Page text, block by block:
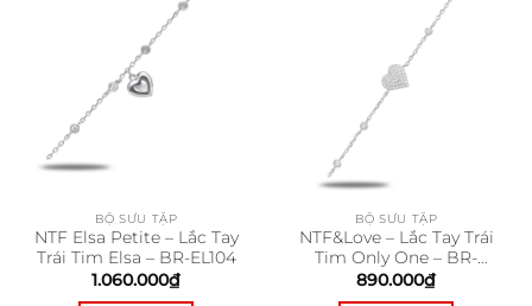
BỘ SƯU TẬP
NTF Elsa Petite – Lắc Tay
Trái Tim Elsa – BR-EL104
1.060.000₫
BỘ SƯU TẬP
NTF&Love – Lắc Tay Trái
Tim Only One – BR-
LOB102
890.000₫